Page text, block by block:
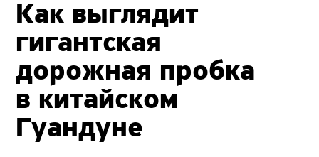
Как выглядит
гигантская
дорожная пробка
в китайском
Гуандуне